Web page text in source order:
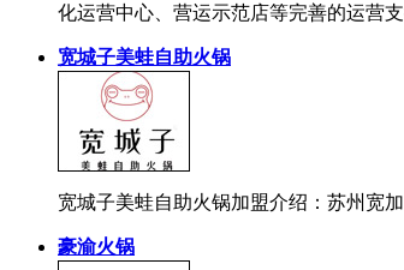
化运营中心、营运示范店等完善的运营
宽城子美蛙自助火锅
宽城子美蛙自助火锅加盟介绍：苏州宽
豪渝火锅